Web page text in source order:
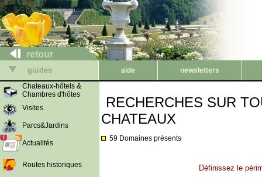
retour
guides aide
newsletters
Chateaux-hôtels &
Chambres d'hôtes
Visites
Parcs&Jardins
Actualités
Routes historiques
RECHERCHES SUR
CHATEAUX
59 Domaines présents
Définissez le